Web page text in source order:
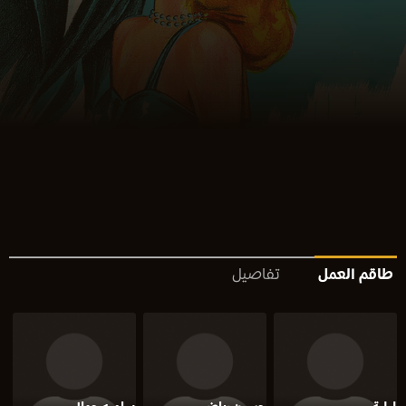
طاقم العمل تفاصيل